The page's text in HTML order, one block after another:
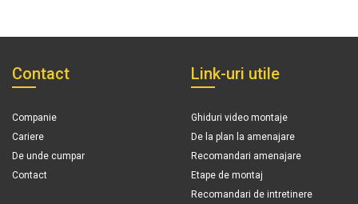
Contact
Companie
Cariere
De unde cumpar
Contact
Link-uri utile
Ghiduri video montaje
De la plan la amenajare
Recomandari amenajare
Etape de montaj
Recomandari de intretinere